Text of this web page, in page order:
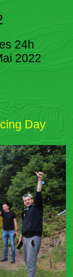
24h
2022
Day